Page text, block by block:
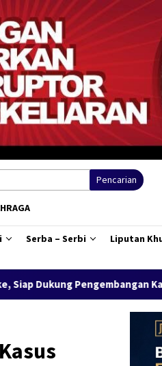
Pencarian
Serba – Serbi
Liputan
Kawasan Salor Berbasis